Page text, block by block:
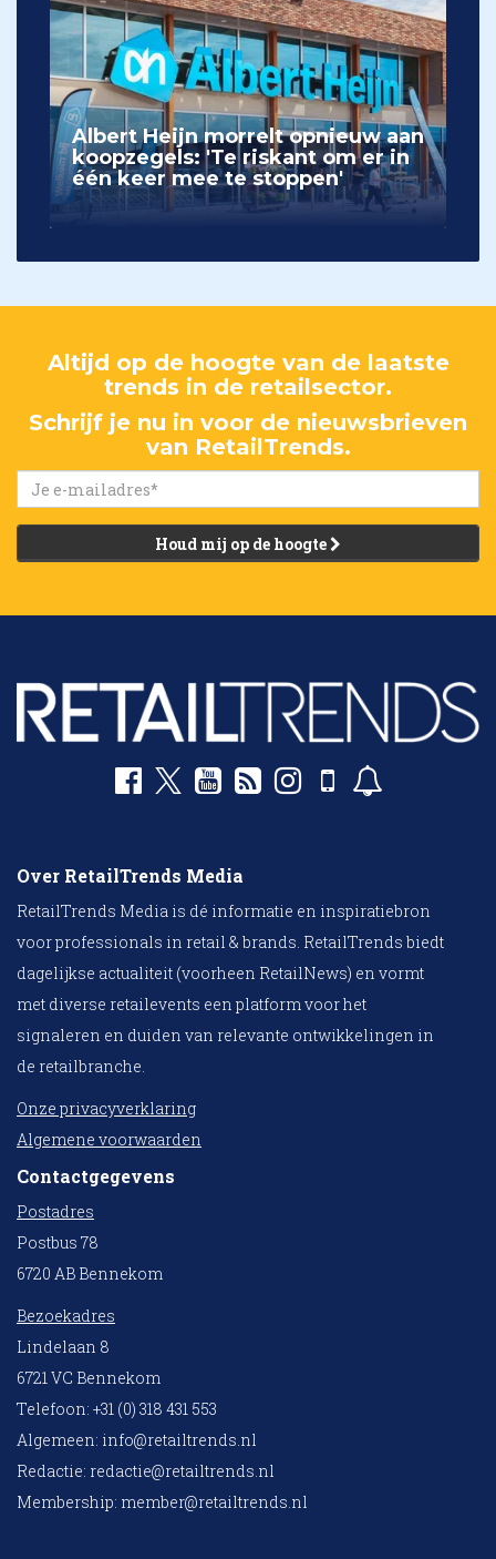
Albert Heijn morrelt opnieuw aan
koopzegels: 'Te riskant om er in
één keer mee te stoppen'
Altijd op de hoogte van de laatste
trends in de retailsector.
Schrijf je nu in voor de nieuwsbrieven
van RetailTrends.
Houd mij op de hoogte
Over RetailTrends Media
RetailTrends Media is dé informatie en inspiratiebron
voor professionals in retail & brands. RetailTrends biedt
dagelijkse actualiteit (voorheen RetailNews) en vormt
met diverse retailevents een platform voor het
signaleren en duiden van relevante ontwikkelingen in
de retailbranche.
Onze privacyverklaring
Algemene voorwaarden
Contactgegevens
Postadres
Postbus 78
6720 AB Bennekom
Bezoekadres
Lindelaan 8
6721 VC Bennekom
Telefoon: +31 (0) 318 431 553
Algemeen: info@retailtrends.nl
Redactie: redactie@retailtrends.nl
Membership: member@retailtrends.nl